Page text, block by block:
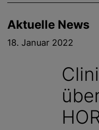
Aktuelle News
18. Januar 2022